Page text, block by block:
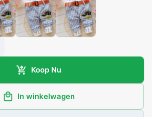
Koop Nu
In winkelwagen